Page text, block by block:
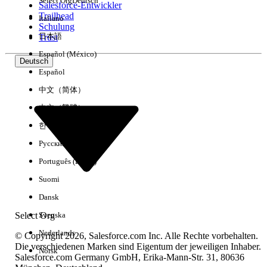
Erfahrung
Keine Ergebnisse
Salesforce-Entwickler
Trailhead
Schulung
Trust
Deutsch
Select Org
Italiano
日本語
Español (México)
Español
中文（简体）
中文（繁體）
한국어
Русский
Português (Brasil)
Suomi
Dansk
Svenska
Nederlands
Norsk
© Copyright 2026, Salesforce.com Inc. Alle Rechte vorbehalten.
Die verschiedenen Marken sind Eigentum der jeweiligen Inhaber.
Salesforce.com Germany GmbH, Erika-Mann-Str. 31, 80636